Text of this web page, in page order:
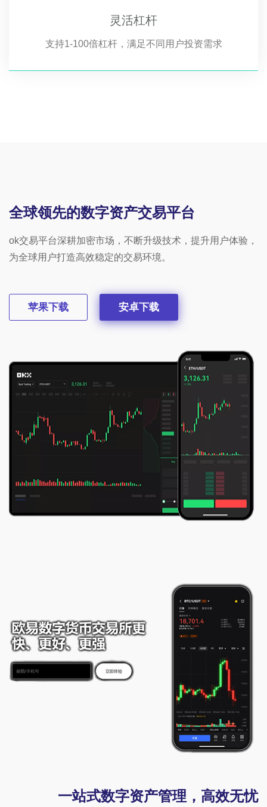
灵活杠杆
支持1-100倍杠杆，满足不同用户投资需求
全球领先的数字资产交易平台
ok交易平台深耕加密市场，不断升级技术，提升用户体验，
为全球用户打造高效稳定的交易环境。
苹果下载 安卓下载
一站式数字资产管理，高效无忧